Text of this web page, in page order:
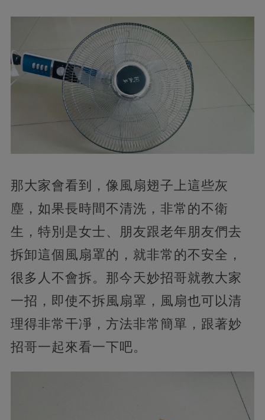
那大家會看到，像風扇翅子上這些灰
塵，如果長時間不清洗，非常的不衛
生，特別是女士、朋友跟老年朋友們去
拆卸這個風扇罩的，就非常的不安全，
很多人不會拆。那今天妙招哥就教大家
一招，即使不拆風扇罩，風扇也可以清
理得非常干凈，方法非常簡單，跟著妙
招哥一起來看一下吧。